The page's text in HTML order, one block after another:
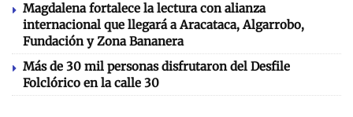
Magdalena fortalece la lectura con alianza
internacional que llegará a Aracataca, Algarrobo,
Fundación y Zona Bananera
Más de 30 mil personas disfrutaron del Desfile
Folclórico en la calle 30